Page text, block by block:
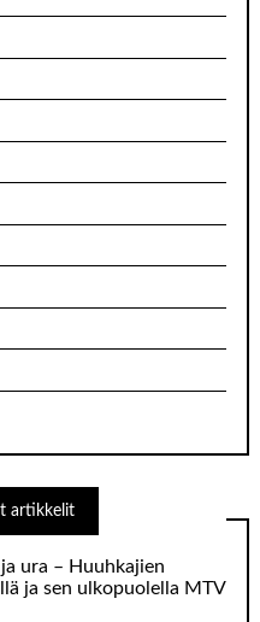
artikkelit
ura – Huuhkajien
ja sen ulkopuolella MTV